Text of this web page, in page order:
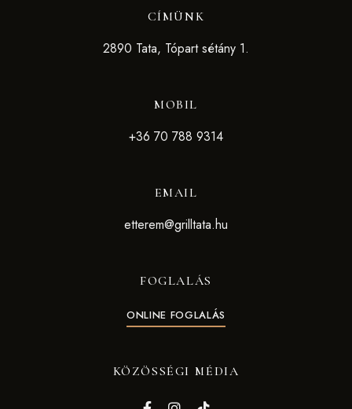
CÍMÜNK
2890 Tata, Tópart sétány 1.
MOBIL
+36 70 788 9314
EMAIL
etterem@grilltata.hu
FOGLALÁS
ONLINE FOGLALÁS
KÖZÖSSÉGI MÉDIA